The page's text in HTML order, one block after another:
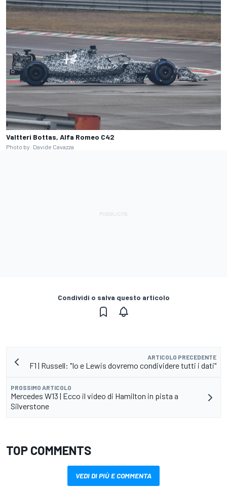
Valtteri Bottas, Alfa Romeo C42
Photo by: Davide Cavazza
Condividi o salva questo articolo
ARTICOLO PRECEDENTE
F1 | Russell: "Io e Lewis dovremo condividere tutti i dati"
PROSSIMO ARTICOLO
Mercedes W13 | Ecco il video di Hamilton in pista a
Silverstone
TOP COMMENTS
VEDI DI PIÙ E COMMENTA